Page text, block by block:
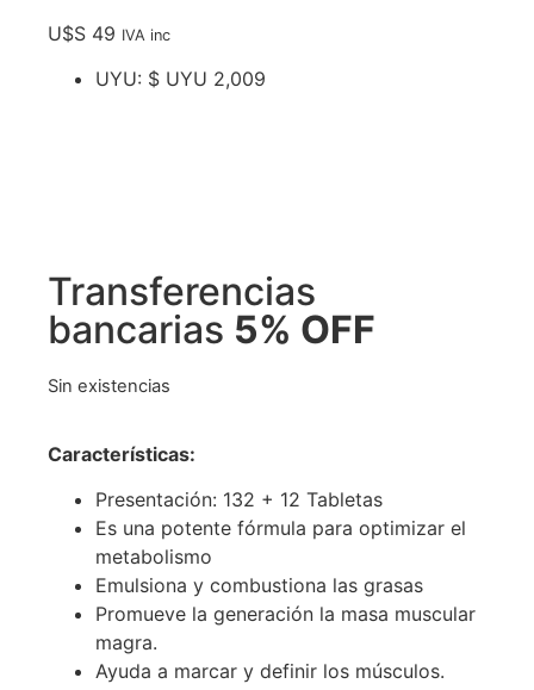
U$S 49 IVA inc
UYU: $ UYU 2,009
Transferencias
bancarias 5% OFF
Sin existencias
Características:
Presentación: 132 + 12 Tabletas
Es una potente fórmula para optimizar el
metabolismo
Emulsiona y combustiona las grasas
Promueve la generación la masa muscular
magra.
Ayuda a marcar y definir los músculos.